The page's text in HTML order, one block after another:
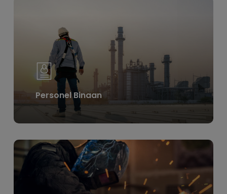
Personel Binaan
Learn
more